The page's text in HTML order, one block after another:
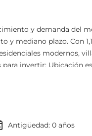
y demanda del
mediano plazo. Con
modernos,
invertir: Ubicación
en el entorno
Antigüedad:0años